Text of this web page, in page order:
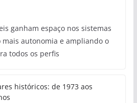
ganham espaço nos sistemas
mais autonomia e ampliando o
todos os perfis
históricos: de 1973 aos